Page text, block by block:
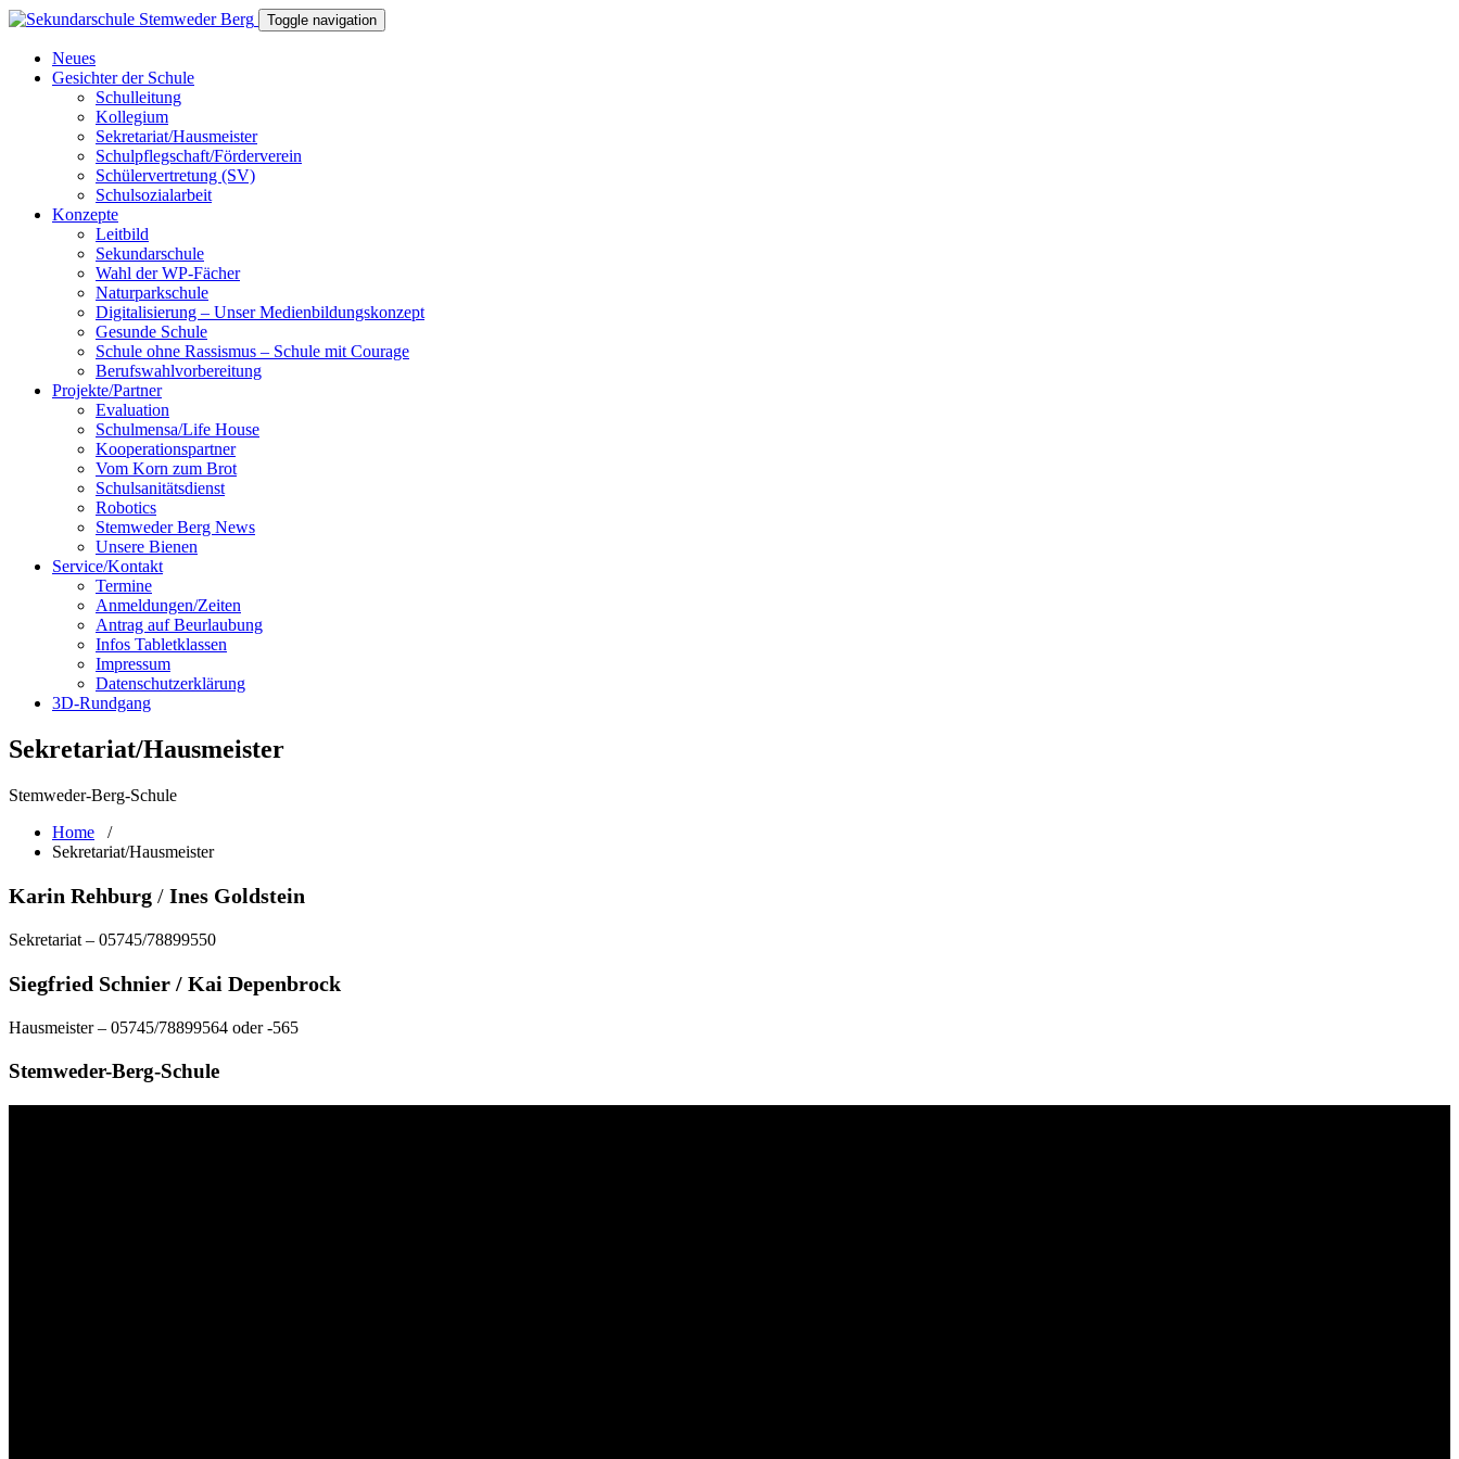
Toggle navigation
Neues
Gesichter der Schule
Schulleitung
Kollegium
Sekretariat/Hausmeister
Schulpflegschaft/Förderverein
Schülervertretung (SV)
Schulsozialarbeit
Konzepte
Leitbild
Sekundarschule
Wahl der WP-Fächer
Naturparkschule
Digitalisierung – Unser Medienbildungskonzept
Gesunde Schule
Schule ohne Rassismus – Schule mit Courage
Berufswahlvorbereitung
Projekte/Partner
Evaluation
Schulmensa/Life House
Kooperationspartner
Vom Korn zum Brot
Schulsanitätsdienst
Robotics
Stemweder Berg News
Unsere Bienen
Service/Kontakt
Termine
Anmeldungen/Zeiten
Antrag auf Beurlaubung
Infos Tabletklassen
Impressum
Datenschutzerklärung
3D-Rundgang
Sekretariat/Hausmeister
Stemweder-Berg-Schule
Home /
Sekretariat/Hausmeister
Karin Rehburg / Ines Goldstein
Sekretariat – 05745/78899550
Siegfried Schnier / Kai Depenbrock
Hausmeister – 05745/78899564 oder -565
Stemweder-Berg-Schule